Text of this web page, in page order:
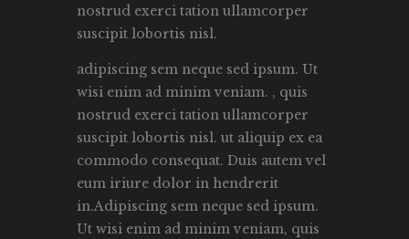
nostrud exerci tation ullamcorper
suscipit lobortis nisl.
adipiscing sem neque sed ipsum. Ut
wisi enim ad minim veniam. , quis
nostrud exerci tation ullamcorper
suscipit lobortis nisl. ut aliquip ex ea
commodo consequat. Duis autem vel
eum iriure dolor in hendrerit
in.Adipiscing sem neque sed ipsum.
Ut wisi enim ad minim veniam, quis